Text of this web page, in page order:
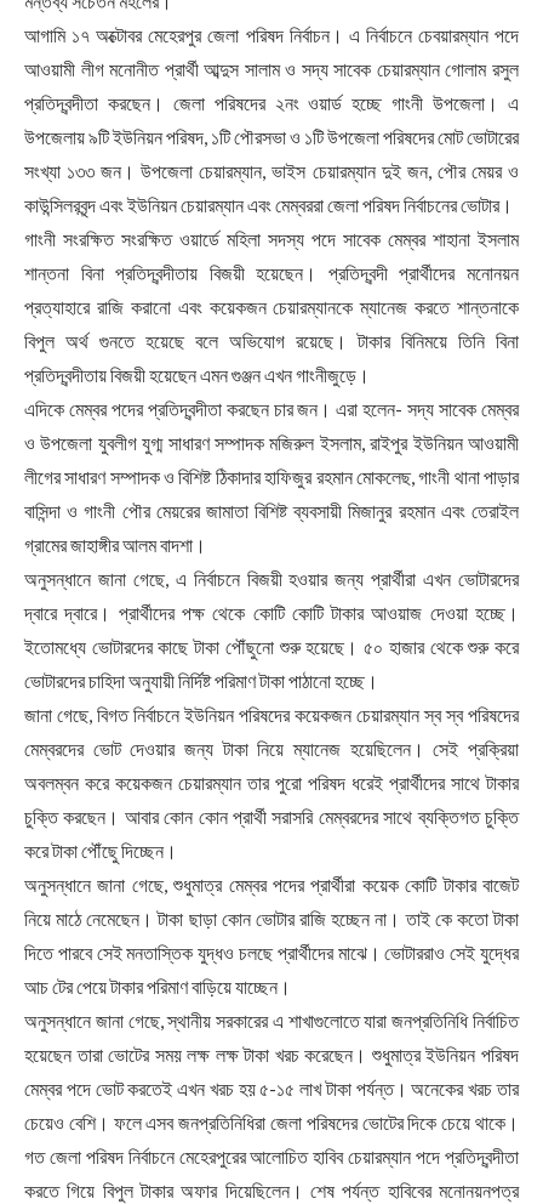
আগামি ১৭ অক্টোবর মেহেরপুর জেলা পরিষদ নির্বাচন। এ নির্বাচনে চেবয়ারম্যান পদে
আওয়ামী লীগ মনোনীত প্রার্থী আব্দুস সালাম ও সদ্য সাবেক চেয়ারম্যান গোলাম রসুল
প্রতিদ্বন্দীতা করছেন। জেলা পরিষদের ২নং ওয়ার্ড হচ্ছে গাংনী উপজেলা। এ
উপজেলায় ৯টি ইউনিয়ন পরিষদ, ১টি পৌরসভা ও ১টি উপজেলা পরিষদের মোট ভোটারের
সংখ্যা ১৩৩ জন। উপজেলা চেয়ারম্যান, ভাইস চেয়ারম্যান দুই জন, পৌর মেয়র ও
কাউন্সিলরবৃন্দ এবং ইউনিয়ন চেয়ারম্যান এবং মেম্বররা জেলা পরিষদ নির্বাচনের ভোটার।
গাংনী সংরক্ষিত সংরক্ষিত ওয়ার্ডে মহিলা সদস্য পদে সাবেক মেম্বর শাহানা ইসলাম
শান্তনা বিনা প্রতিদ্বন্দীতায় বিজয়ী হয়েছেন। প্রতিদ্বন্দী প্রার্থীদের মনোনয়ন
প্রত্যাহারে রাজি করানো এবং কয়েকজন চেয়ারম্যানকে ম্যানেজ করতে শান্তনাকে
বিপুল অর্থ গুনতে হয়েছে বলে অভিযোগ রয়েছে। টাকার বিনিময়ে তিনি বিনা
প্রতিদ্বন্দীতায় বিজয়ী হয়েছেন এমন গুঞ্জন এখন গাংনীজুড়ে।
এদিকে মেম্বর পদের প্রতিদ্বন্দীতা করছেন চার জন। এরা হলেন- সদ্য সাবেক মেম্বর
ও উপজেলা যুবলীগ যুগ্ম সাধারণ সম্পাদক মজিরুল ইসলাম, রাইপুর ইউনিয়ন আওয়ামী
লীগের সাধারণ সম্পাদক ও বিশিষ্ট ঠিকাদার হাফিজুর রহমান মোকলেছ, গাংনী থানা পাড়ার
বাসিন্দা ও গাংনী পৌর মেয়রের জামাতা বিশিষ্ট ব্যবসায়ী মিজানুর রহমান এবং তেরাইল
গ্রামের জাহাঙ্গীর আলম বাদশা।
অনুসন্ধানে জানা গেছে, এ নির্বাচনে বিজয়ী হওয়ার জন্য প্রার্থীরা এখন ভোটারদের
দ্বারে দ্বারে। প্রার্থীদের পক্ষ থেকে কোটি কোটি টাকার আওয়াজ দেওয়া হচ্ছে।
ইতোমধ্যে ভোটারদের কাছে টাকা পৌঁছুনো শুরু হয়েছে। ৫০ হাজার থেকে শুরু করে
ভোটারদের চাহিদা অনুযায়ী নির্দিষ্ট পরিমাণ টাকা পাঠানো হচ্ছে।
জানা গেছে, বিগত নির্বাচনে ইউনিয়ন পরিষদের কয়েকজন চেয়ারম্যান স্ব স্ব পরিষদের
মেম্বরদের ভোট দেওয়ার জন্য টাকা নিয়ে ম্যানেজ হয়েছিলেন। সেই প্রক্রিয়া
অবলম্বন করে কয়েকজন চেয়ারম্যান তার পুরো পরিষদ ধরেই প্রার্থীদের সাথে টাকার
চুক্তি করছেন। আবার কোন কোন প্রার্থী সরাসরি মেম্বরদের সাথে ব্যক্তিগত চুক্তি
করে টাকা পৌঁছেু দিচ্ছেন।
অনুসন্ধানে জানা গেছে, শুধুমাত্র মেম্বর পদের প্রার্থীরা কয়েক কোটি টাকার বাজেট
নিয়ে মাঠে নেমেছেন। টাকা ছাড়া কোন ভোটার রাজি হচ্ছেন না। তাই কে কতো টাকা
দিতে পারবে সেই মনতাস্তিক যুদ্ধও চলছে প্রার্থীদের মাঝে। ভোটাররাও সেই যুদ্ধের
আচ টের পেয়ে টাকার পরিমাণ বাড়িয়ে যাচ্ছেন।
অনুসন্ধানে জানা গেছে, স্থানীয় সরকারের এ শাখাগুলোতে যারা জনপ্রতিনিধি নির্বাচিত
হয়েছেন তারা ভোটের সময় লক্ষ লক্ষ টাকা খরচ করেছেন। শুধুমাত্র ইউনিয়ন পরিষদ
মেম্বর পদে ভোট করতেই এখন খরচ হয় ৫-১৫ লাখ টাকা পর্যন্ত। অনেকের খরচ তার
চেয়েও বেশি। ফলে এসব জনপ্রতিনিধিরা জেলা পরিষদের ভোটের দিকে চেয়ে থাকে।
গত জেলা পরিষদ নির্বাচনে মেহেরপুরের আলোচিত হাবিব চেয়ারম্যান পদে প্রতিদ্বন্দীতা
করতে গিয়ে বিপুল টাকার অফার দিয়েছিলেন। শেষ পর্যন্ত হাবিবের মনোনয়নপত্র